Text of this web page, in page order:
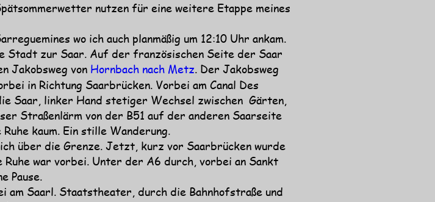
nutzen für eine weitere Etappe meines
wo ich auch planmäßig um 12:10 Uhr ankam.
Stadt zur Saar. Auf der französischen Seite der Saar
Jakobsweg von Hornbach nach Metz. Der Jakobsweg
in Richtung Saarbrücken. Vorbei am Canal Des
Saar, linker Hand stetiger Wechsel zwischen  Gärten,
Straßenlärm von der B51 auf der anderen Saarseite
kaum. Ein stille Wanderung.
über die Grenze. Jetzt, kurz vor Saarbrücken wurde
war vorbei. Unter der A6 durch, vorbei an Sankt
Pause.
Saarl. Staatstheater, durch die Bahnhofstraße und